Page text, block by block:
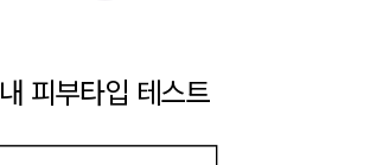
내 피부타입 테스트